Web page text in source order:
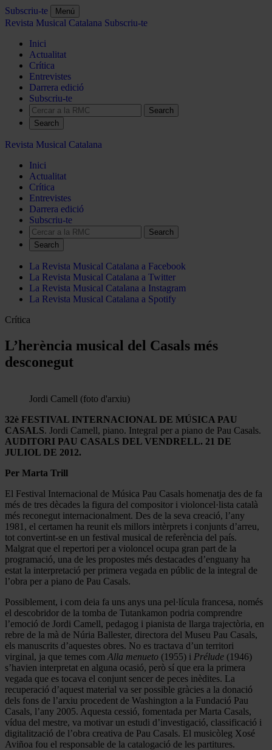
Subscriu-te Menú
Revista Musical Catalana Subscriu-te
Inici
Actualitat
Crítica
Entrevistes
Darrera edició
Subscriu-te
Search
Revista Musical Catalana
Inici
Actualitat
Crítica
Entrevistes
Darrera edició
Subscriu-te
Search
La Revista Musical Catalana a Facebook
La Revista Musical Catalana a Twitter
La Revista Musical Catalana a Instagram
La Revista Musical Catalana a Spotify
Crítica
L’herència musical del Casals més
desconegut
Jordi Camell (foto d'arxiu)
32è FESTIVAL INTERNACIONAL DE MÚSICA PAU
CASALS. Jordi Camell, piano. Integral per a piano de Pau Casals.
AUDITORI PAU CASALS DEL VENDRELL. 21 DE
JULIOL DE 2012.
Per Marta Trill
El Festival Internacional de Música Pau Casals homenatja des de fa
més de tres dècades la figura del compositor i violoncel·lista català
més reconegut internacionalment. Des de la seva creació, l’any
1981, el certamen ha reunit els millors intèrprets i conjunts d’arreu,
tot convertint-se en un festival musical de referència del país.
Malgrat que el repertori per a violoncel ocupa gran part de la
programació, una de les propostes més destacades d’enguany ha
estat la interpretació per primera vegada en públic de la integral de
l’obra per a piano de Pau Casals.
Possiblement, i com deia fa uns anys una pel·lícula francesa, només
el descobridor de la tomba de Tutankamon podria comprendre
l’emoció de Jordi Camell, pedagog i pianista de llarga trajectòria, en
rebre de la mà de Núria Ballester, directora del Museu Pau Casals,
els manuscrits d’aquestes obres. No es tractava d’un territori
virginal, ja que temes com Alla menueto (1955) i Prélude (1946)
s’havien interpretat en alguna ocasió, però sí que era la primera
vegada que es tocava el conjunt sencer de peces inèdites. La
recuperació d’aquest material va ser possible gràcies a la donació
dels fons de l’arxiu procedent de Washington a la Fundació Pau
Casals, l’any 2005. Aquesta cessió, fomentada per Marta Casals,
vídua del mestre, va motivar un estudi d’investigació, classificació i
digitalització de l’obra creativa de Pau Casals. El musicòleg Xosé
Aviñoa fou el responsable de la catalogació de les partitures.